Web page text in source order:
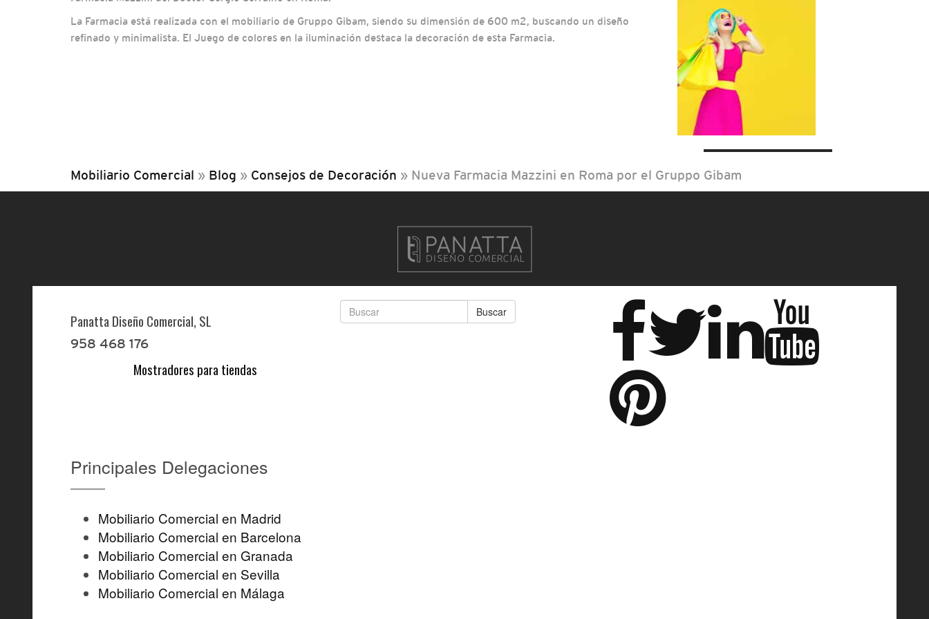
La Farmacia está realizada con el mobiliario de Gruppo Gibam, siendo su dimensión de 600 m2, buscando un diseño
refinado y minimalista. El Juego de colores en la iluminación destaca la decoración de esta Farmacia.
Mobiliario Comercial » Blog » Consejos de Decoración » Nueva Farmacia Mazzini en Roma por el Gruppo Gibam
Panatta Diseño Comercial, SL
958 468 176
Mostradores para tiendas
Buscar
Principales Delegaciones
Mobiliario Comercial en Madrid
Mobiliario Comercial en Barcelona
Mobiliario Comercial en Granada
Mobiliario Comercial en Sevilla
Mobiliario Comercial en Málaga